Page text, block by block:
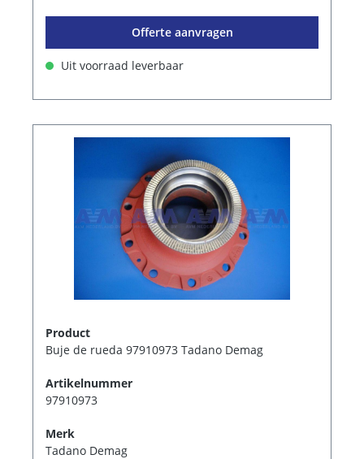
Offerte aanvragen
Uit voorraad leverbaar
Product
Buje de rueda 97910973 Tadano Demag
Artikelnummer
97910973
Merk
Tadano Demag